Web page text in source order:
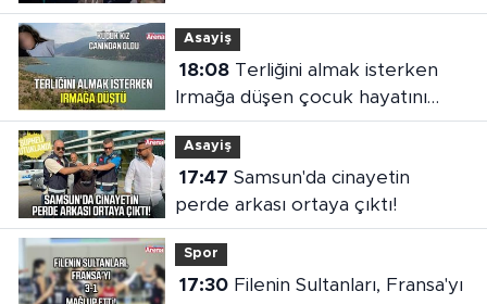
Asayiş
18:08Terliğini almak isterken
Irmağa düşen çocuk hayatını
kaybetti
Asayiş
17:47
perde arkası ortaya çıktı!
Spor
17:30Filenin Sultanları, Fransa'yı